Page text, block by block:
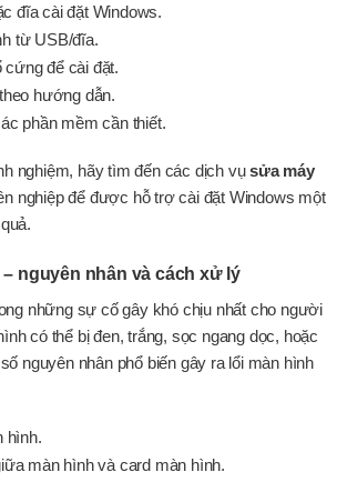
đĩa cài đặt Windows.
từ USB/đĩa.
cứng để cài đặt.
hướng dẫn.
phần mềm cần thiết.
nghiệm, hãy tìm đến các dịch vụsửa máy
nghiệp để được hỗ trợ cài đặt Windows một
– nguyên nhân và cách xử lý
những sự cố gây khó chịu nhất cho người
có thể bị đen, trắng, sọc ngang dọc, hoặc
nguyên nhân phổ biến gây ra lổi màn hình
hình.
màn hình và card màn hình.